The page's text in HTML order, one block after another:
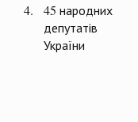
4.
45 народних
депутатів
України